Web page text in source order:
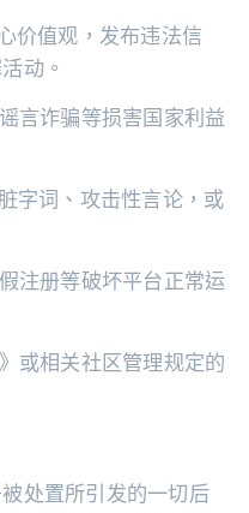
价值观，发布违法信
动。
言诈骗等损害国家利益
字词、攻击性言论，或
注册等破坏平台正常运
或相关社区管理规定的
处置所引发的一切后